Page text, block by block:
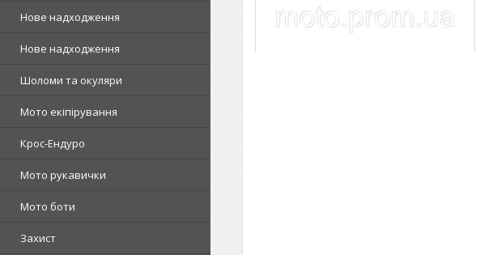
Нове надходження
Нове надходження
Шоломи та окуляри
Мото екіпірування
Крос-Ендуро
Мото рукавички
Мото боти
Захист